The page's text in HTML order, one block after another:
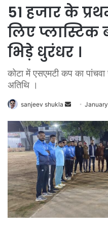
51 हजार के
लिए प्लास्टिक
भिड़े धुरंधर ।
कोटा में एसएमटी कप का
अतिथि ।
sanjeev shukla
Send
email